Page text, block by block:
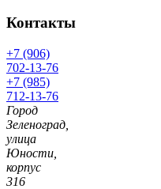
Контакты
+7 (906)
702-13-76
+7 (985)
712-13-76
Город
Зеленоград,
улица
Юности,
корпус
316